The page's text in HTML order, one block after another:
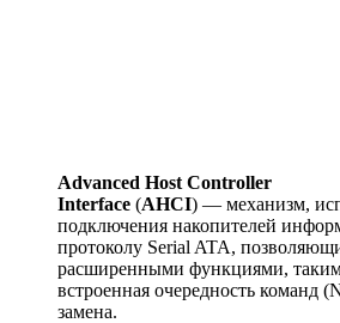
Advanced Host Controller
Interface (AHCI) — механизм,
подключения накопителей
протоколу Serial ATA,
расширенными функциями,
встроенная очередность команд
замена.